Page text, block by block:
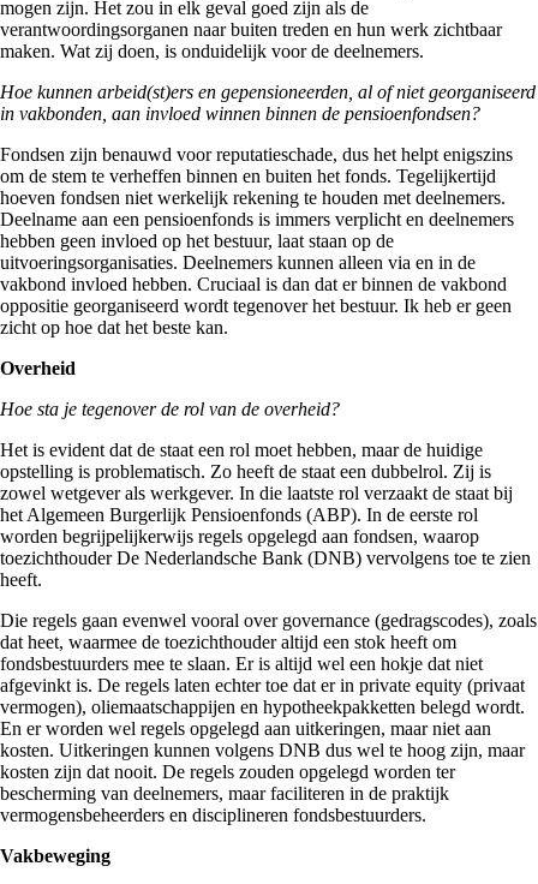
mogen zijn. Het zou in elk geval goed zijn als de
verantwoordingsorganen naar buiten treden en hun werk zichtbaar
maken. Wat zij doen, is onduidelijk voor de deelnemers.
Hoe kunnen arbeid(st)ers en gepensioneerden, al of niet georganiseerd
in vakbonden, aan invloed winnen binnen de pensioenfondsen?
Fondsen zijn benauwd voor reputatieschade, dus het helpt enigszins
om de stem te verheffen binnen en buiten het fonds. Tegelijkertijd
hoeven fondsen niet werkelijk rekening te houden met deelnemers.
Deelname aan een pensioenfonds is immers verplicht en deelnemers
hebben geen invloed op het bestuur, laat staan op de
uitvoeringsorganisaties. Deelnemers kunnen alleen via en in de
vakbond invloed hebben. Cruciaal is dan dat er binnen de vakbond
oppositie georganiseerd wordt tegenover het bestuur. Ik heb er geen
zicht op hoe dat het beste kan.
Overheid
Hoe sta je tegenover de rol van de overheid?
Het is evident dat de staat een rol moet hebben, maar de huidige
opstelling is problematisch. Zo heeft de staat een dubbelrol. Zij is
zowel wetgever als werkgever. In die laatste rol verzaakt de staat bij
het Algemeen Burgerlijk Pensioenfonds (ABP). In de eerste rol
worden begrijpelijkerwijs regels opgelegd aan fondsen, waarop
toezichthouder De Nederlandsche Bank (DNB) vervolgens toe te zien
heeft.
Die regels gaan evenwel vooral over governance (gedragscodes), zoals
dat heet, waarmee de toezichthouder altijd een stok heeft om
fondsbestuurders mee te slaan. Er is altijd wel een hokje dat niet
afgevinkt is. De regels laten echter toe dat er in private equity (privaat
vermogen), oliemaatschappijen en hypotheekpakketten belegd wordt.
En er worden wel regels opgelegd aan uitkeringen, maar niet aan
kosten. Uitkeringen kunnen volgens DNB dus wel te hoog zijn, maar
kosten zijn dat nooit. De regels zouden opgelegd worden ter
bescherming van deelnemers, maar faciliteren in de praktijk
vermogensbeheerders en disciplineren fondsbestuurders.
Vakbeweging